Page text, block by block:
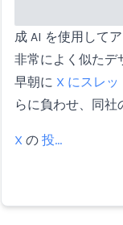
成 AI を使用して
非常によく似たデ
早朝に X にスレ
らに負わせ、同社
X の 投…